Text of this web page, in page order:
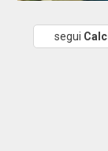
segui